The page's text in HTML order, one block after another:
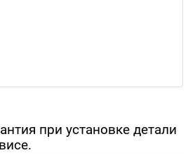
при установке детали